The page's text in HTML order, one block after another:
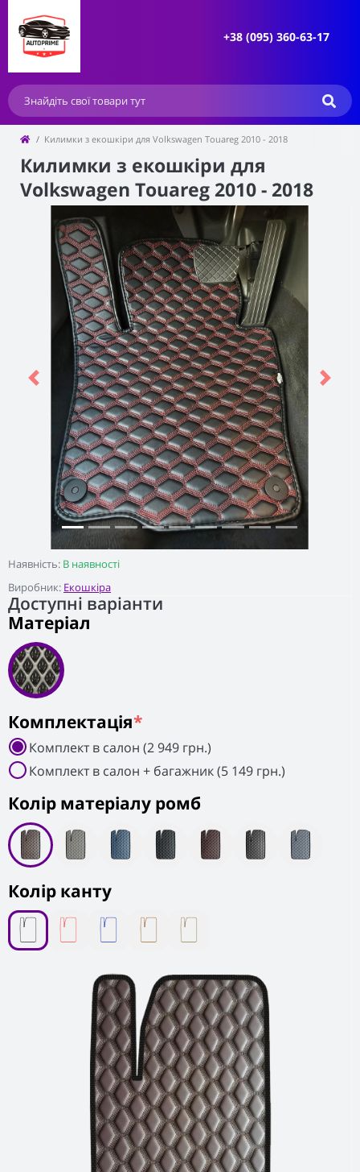
+38 (095) 360-63-17
Килимки з екошкіри для Volkswagen Touareg 2010 - 2018
Килимки з екошкіри для
Volkswagen Touareg 2010 - 2018
Наявність: В наявності
Виробник: Екошкіра
Previous Next
Доступні варіанти
Матеріал
Колiр матеріалу ромб
Колір канту
Комплектація*
Комплект в салон (2 949 грн.)
Комплект в салон + багажник (5 149 грн.)